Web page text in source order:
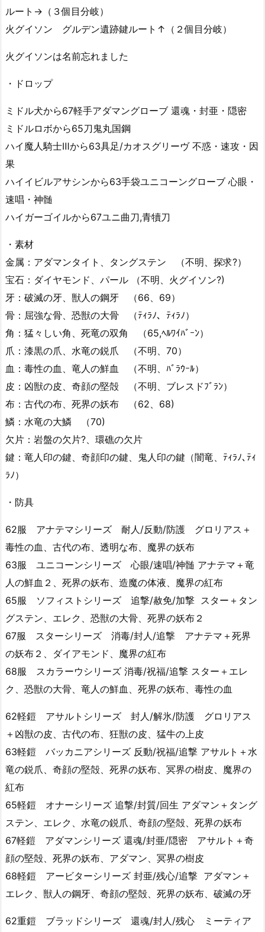
ルート→（３個目分岐）
火グイソン グルデン遺跡鍵ルート↑（２個目分岐）
火グイソンは名前忘れました
・ドロップ
ミドル犬から67軽手アダマングローブ 還魂・封亜・隠密
ミドルロボから65刀鬼丸国鋼
ハイ魔人騎士Ⅲから63具足/カオスグリーヴ 不惑・速攻・因
果
ハイイビルアサシンから63手袋ユニコーングローブ 心眼・
速唱・神髄
ハイガーゴイルから67ユニ曲刀,青犢刀
・素材
金属：アダマンタイト、タングステン （不明、探求?）
宝石：ダイヤモンド、パール （不明、火グイソン?)
牙：破滅の牙、獣人の鋼牙 （66、69）
骨：屈強な骨、恐獣の大骨 （ﾃｨﾗﾉ、ﾃｨﾗﾉ）
角：猛々しい角、死竜の双角 （65,ﾍﾙﾜｲﾊﾞｰﾝ）
爪：漆黒の爪、水竜の鋭爪 （不明、70）
血：毒性の血、竜人の鮮血 （不明、ﾊﾞﾗｳｰﾙ）
皮：凶獣の皮、奇顔の堅殻 （不明、ブレスドﾌﾞﾗﾝ）
布：古代の布、死界の妖布 （62、68)
鱗：水竜の大鱗 （70)
欠片：岩盤の欠片?、環礁の欠片
鍵：竜人印の鍵、奇顔印の鍵、鬼人印の鍵（闇竜、ﾃｨﾗﾉ､ﾃｨ
ﾗﾉ）
・防具
62服 アナテマシリーズ 耐人/反動/防護 グロリアス＋
毒性の血、古代の布、透明な布、魔界の妖布
63服 ユニコーンシリーズ 心眼/速唱/神髄 アナテマ＋竜
人の鮮血２、死界の妖布、造魔の体液、魔界の紅布
65服 ソフィストシリーズ 追撃/赦免/加撃 スター＋タン
グステン、エレク、恐獣の大骨、死界の妖布２
67服 スターシリーズ 消毒/封人/追撃 アナテマ＋死界
の妖布２、ダイアモンド、魔界の紅布
68服 スカラーウシリーズ 消毒/祝福/追撃 スター＋エレ
ク、恐獣の大骨、竜人の鮮血、死界の妖布、毒性の血
62軽鎧 アサルトシリーズ 封人/解氷/防護 グロリアス
＋凶獣の皮、古代の布、狂獣の皮、猛牛の上皮
63軽鎧 バッカニアシリーズ 反動/祝福/追撃 アサルト＋水
竜の鋭爪、奇顔の堅殻、死界の妖布、冥界の樹皮、魔界の
紅布
65軽鎧 オナーシリーズ 追撃/封質/回生 アダマン＋タング
ステン、エレク、水竜の鋭爪、奇顔の堅殻、死界の妖布
67軽鎧 アダマンシリーズ 還魂/封亜/隠密 アサルト＋奇
顔の堅殻、死界の妖布、アダマン、冥界の樹皮
68軽鎧 アービターシリーズ 封亜/残心/追撃 アダマン＋
エレク、獣人の鋼牙、奇顔の堅殻、死界の妖布、破滅の牙
62重鎧 ブラッドシリーズ 還魂/封人/残心 ミーティア